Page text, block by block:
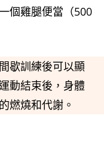
個雞腿便當（500
歇訓練後可以顯
動結束後，身體
燃燒和代謝。